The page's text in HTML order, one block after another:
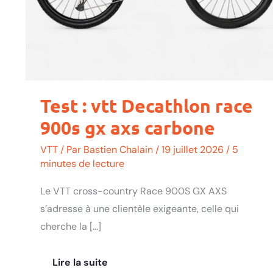
Test : vtt Decathlon race
900s gx axs carbone
VTT / Par Bastien Chalain /19 juillet 2026 / 5
minutes de lecture
Le VTT cross-country Race 900S GX AXS
s’adresse à une clientèle exigeante, celle qui
cherche la […]
Lire la suite